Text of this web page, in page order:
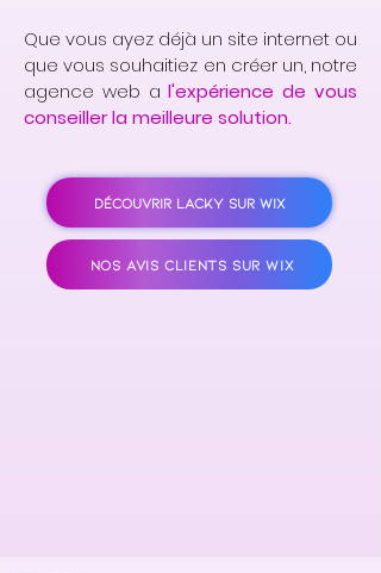
Que vous ayez déjà un site internet ou
que vous souhaitiez en créer un, notre
agence web al'expérience de vous
conseiller la meilleure solution.
DÉCOUVRIR LACKY SUR WIX
NOS AVIS CLIENTS SUR WIX